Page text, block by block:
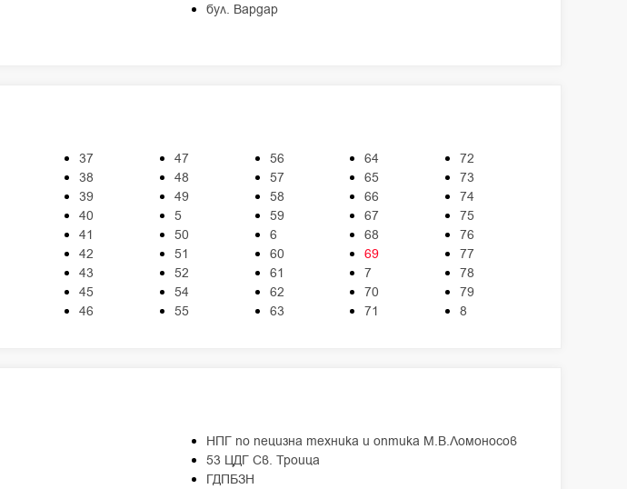
бул. Вардар
37
38
39
40
41
42
43
45
46
47
48
49
5
50
51
52
54
55
56
57
58
59
6
60
61
62
63
64
65
66
67
68
69
7
70
71
72
73
74
75
76
77
78
79
8
НПГ по пецизна техника и оптика М.В.Ломоносов
53 ЦДГ Св. Троица
ГДПБЗН